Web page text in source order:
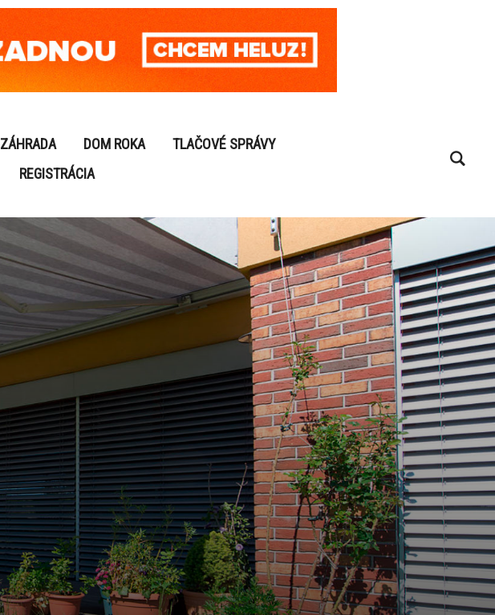
ZÁHRADA DOM ROKA
TLAČOVÉ SPRÁVY
REGISTRÁCIA